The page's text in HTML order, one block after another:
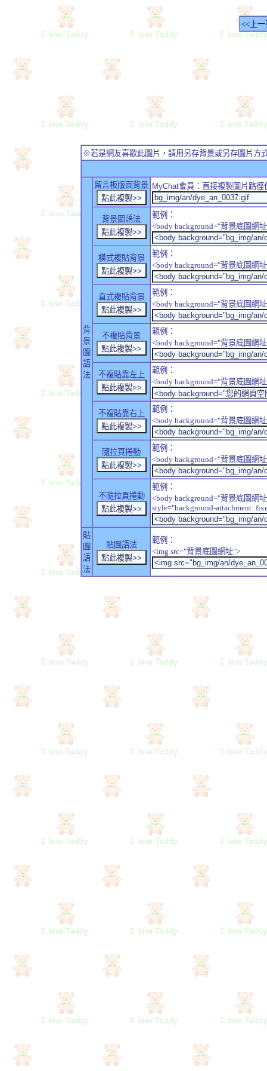
<<上一
※若是網友喜歡此圖片，請用另存背景或另存圖片方
背
景
圖
語
法
留言板版面背景 MyChat會員：直接複製圖片路
背景圖語法
範例：
<body background="背景底圖網
橫式複貼背景
範例：
<body background="背景底圖網
直式複貼背景
範例：
<body background="背景底圖網
不複貼背景
範例：
<body background="背景底圖網
不複貼靠左上
範例：
<body background="背景底圖網
不複貼靠右上
範例：
<body background="背景底圖網
隨拉頁捲動
範例：
<body background="背景底圖網
不隨拉頁捲動
範例：
<body background="背景底圖網
style="background-attachment:
貼
圖
語
法
貼圖語法
範例：
<img src="背景底圖網址">